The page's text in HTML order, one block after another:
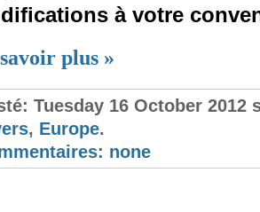
à votre
plus »
Tuesday 16 October 2012
, Europe.
none